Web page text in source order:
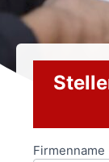
Firmenname